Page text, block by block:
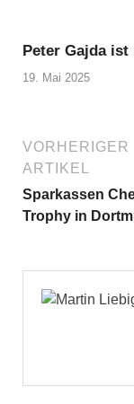
Peter Gajda
19. Mai 2025
VORHERIGER
ARTIKEL
Sparkassen
Trophy in